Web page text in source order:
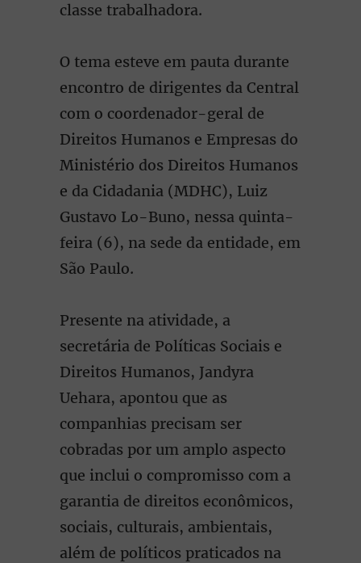
classe trabalhadora.
O tema esteve em pauta durante
encontro de dirigentes da Central
com o coordenador-geral de
Direitos Humanos e Empresas do
Ministério dos Direitos Humanos
e da Cidadania (MDHC), Luiz
Gustavo Lo-Buno, nessa quinta-
feira (6), na sede da entidade, em
São Paulo.
Presente na atividade, a
secretária de Políticas Sociais e
Direitos Humanos, Jandyra
Uehara, apontou que as
companhias precisam ser
cobradas por um amplo aspecto
que inclui o compromisso com a
garantia de direitos econômicos,
sociais, culturais, ambientais,
além de políticos praticados na